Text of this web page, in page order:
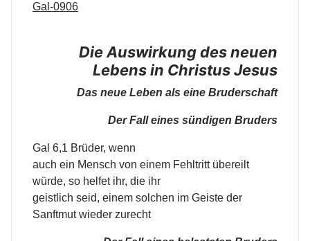
Gal-0906
Die Auswirkung des neuen
Lebens in Christus Jesus
Das neue Leben als eine Bruderschaft
Der Fall eines sündigen Bruders
Gal 6,1 Brüder, wenn
auch ein Mensch von einem Fehltritt übereilt
würde, so helfet ihr, die ihr
geistlich seid, einem solchen im Geiste der
Sanftmut wieder zurecht